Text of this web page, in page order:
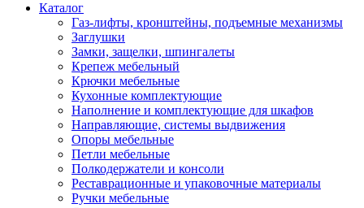
Каталог
Газ-лифты, кронштейны, подъемные механизмы
Заглушки
Замки, защелки, шпингалеты
Крепеж мебельный
Крючки мебельные
Кухонные комплектующие
Наполнение и комплектующие для шкафов
Направляющие, системы выдвижения
Опоры мебельные
Петли мебельные
Полкодержатели и консоли
Реставрационные и упаковочные материалы
Ручки мебельные